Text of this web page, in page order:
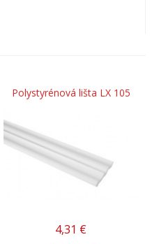
Polystyrénová lišta LX 105
4,31 €